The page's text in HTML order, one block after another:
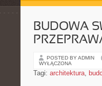
BUDOWA
POSTED BY ADMIN
WYŁĄCZONA
Tagi: architektura,